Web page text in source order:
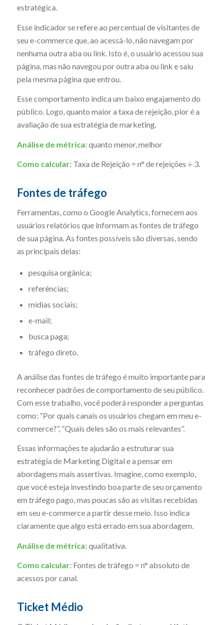
estratégica.
Esse indicador se refere ao percentual de visitantes de
seu e-commerce que, ao acessá-lo, não navegam por
nenhuma outra aba ou link. Isto é, o usuário acessou sua
página, mas não navegou por outra aba ou link e saiu
pela mesma página que entrou.
Esse comportamento indica um baixo engajamento do
público. Logo, quanto maior a taxa de rejeição, pior é a
avaliação de sua estratégia de marketing.
Análise de métrica: quanto menor, melhor
Como calcular:Taxa de Rejeição = n° de rejeições ÷ 3.
Fontes de tráfego
Ferramentas, como o Google Analytics, fornecem aos
usuários relatórios que informam as fontes de tráfego
de sua página. As fontes possíveis são diversas, sendo
as principais delas:
pesquisa orgânica;
referências;
mídias sociais;
e-mail;
busca paga;
tráfego direto.
A análise das fontes de tráfego é muito importante para
reconhecer padrões de comportamento de seu público.
Com esse trabalho, você poderá responder a perguntas
como: “Por quais canais os usuários chegam em meu e-
commerce?”, “Quais deles são os mais relevantes”.
Essas informações te ajudarão a estruturar sua
estratégia de Marketing Digital e a pensar em
abordagens mais assertivas. Imagine, como exemplo,
que você esteja investindo boa parte de seu orçamento
em tráfego pago, mas poucas são as visitas recebidas
em seu e-commerce a partir desse meio. Isso indica
claramente que algo está errado em sua abordagem.
Análise de métrica:qualitativa.
Como calcular: Fontes de tráfego = n° absoluto de
acessos por canal.
Ticket Médio